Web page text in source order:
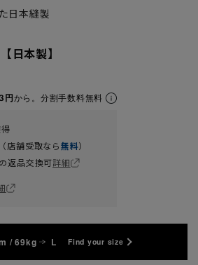
日本縫製
日本製】
円から。分割手数料無料
店舗受取なら無料）
返品交換可詳細
/ 69kg L Find your size